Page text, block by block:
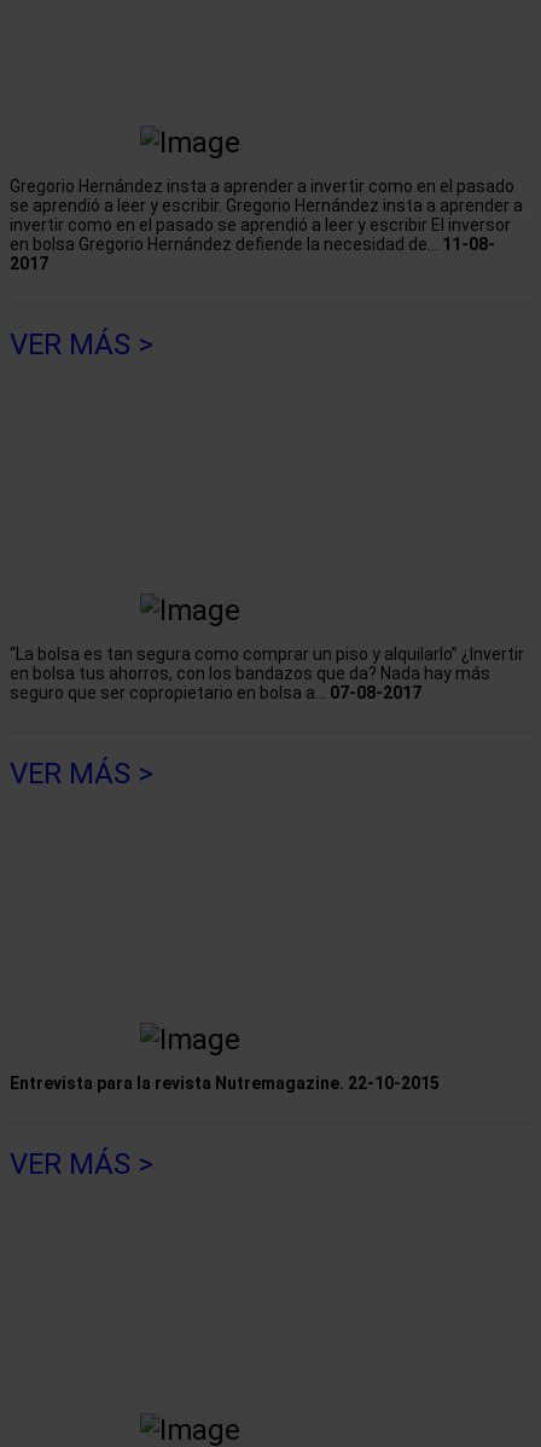
Gregorio Hernández insta a aprender a invertir como en el pasado
se aprendió a leer y escribir. Gregorio Hernández insta a aprender a
invertir como en el pasado se aprendió a leer y escribir El inversor
en bolsa Gregorio Hernández defiende la necesidad de... 11-08-
2017
VER MÁS >
“La bolsa es tan segura como comprar un piso y alquilarlo” ¿Invertir
en bolsa tus ahorros, con los bandazos que da? Nada hay más
seguro que ser copropietario en bolsa a... 07-08-2017
VER MÁS >
Entrevista para la revista Nutremagazine. 22-10-2015
VER MÁS >